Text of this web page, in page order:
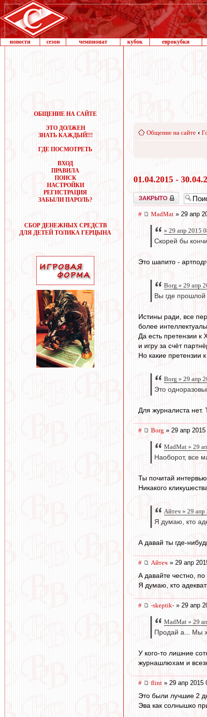
новости сезон чемпионат кубок еврокубки
ОБЩЕНИЕ НА САЙТЕ
ЭТО ДОЛЖЕН
ЗНАТЬ КАЖДЫЙ!!!
ГДЕ ПОСМОТРЕТЬ
ВХОД
ПРАВИЛА
ПОИСК
НАСТРОЙКИ
РЕГИСТРАЦИЯ
ЗАБЫЛИ ПАРОЛЬ?
СБОР ДЕНЕЖНЫХ СРЕДСТВ
ДЛЯ ДЕТЕЙ ТОЛИКА ГЕРЦЫНА
Общение на сайте ‹
01.04.2015 -
Закрыто
# MadMat » 29 апр
» 29 апр 2015
Скорей бы
Это шапито -
Borg » 29 апр
Вы где
Истины ради, все
более
Да есть претензии к
и игру за счёт
Но какие претензии
Borg » 29 апр
Это
Для журналиста нет.
# Borg » 29 апр
MadMat » 29
Наоборот, все
Ты почитай
Никакого
Айтеч » 29 апр
Я думаю, кто
А давай ты где-
# Айтеч » 29 апр
А давайте честно,
Я думаю, кто
# -skeptik- » 29 апр
MadMat » 29
Продай а... Мы
У кого-то лишние
журнашлюхам и
# flint » 29 апр 2015
Это были лучшие 2
Эва как солнышко